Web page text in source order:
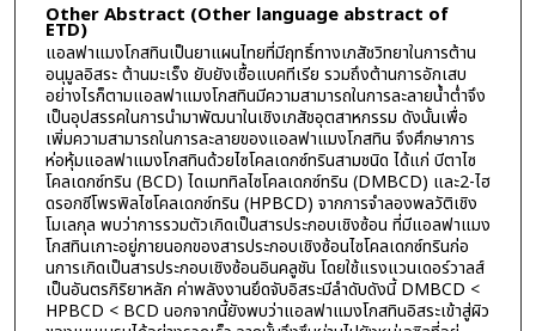
Other Abstract (Other language abstract of
ETD)
แอลฟาแมงโกสทินเป็นยาแผนไทยที่มีฤทธิ์ทางเภสัชวิทยาในการต้าน
อนุมูลอิสระ ต้านมะเร็ง ยับยังเชื้อแบคทีเรีย รวมถึงต้านการอักเสบ
อย่างไรก็ตามแอลฟาแมงโกสทินมีความสามารถในการละลายน้ำต่ำจึง
เป็นอุปสรรคในการนำมาพัฒนาในเชิงเภสัชอุตสาหกรรม ดังนั้นเพื่อ
เพิ่มความสามารถในการละลายของแอลฟาแมงโกสทิน จึงศึกษาการ
ห่อหุ้มแอลฟาแมงโกสทินด้วยไซโคลเดกซ์ทรินสามชนิด ได้แก่ บีตาไซ
โคลเดกซ์ทริน (BCD) ไดเมททิลไซโคลเดกซ์ทริน (DMBCD) และ2-ไฮ
ดรอกซีโพรพิลไซโคลเดกซ์ทริน (HPBCD) จากการจำลองพลวัติเชิง
โมเลกุล พบว่าการรวมตัวเกิดเป็นสารประกอบเชิงซ้อน ที่มีแอลฟาแมง
โกสทินเกาะอยู่ภายนอกของสารประกอบเชิงซ้อนไซโคลเดกซ์ทรินก่อ
นการเกิดเป็นสารประกอบเชิงซ้อนอินคลูชัน โดยใช้แรงแวนเดอร์วาลส์
เป็นอันตรกิริยาหลัก ค่าพลังงานยึดจับอิสระมีลำดับดังนี้ DMBCD <
HPBCD < BCD นอกจากนี้ยังพบว่าแอลฟาแมงโกสทินอิสระเข้าสู่ผิว